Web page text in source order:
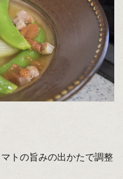
トの旨みの出かたで調整